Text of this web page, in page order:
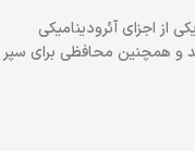
اجزاي آئروديناميكي
و همچنين محافظي براي سپر